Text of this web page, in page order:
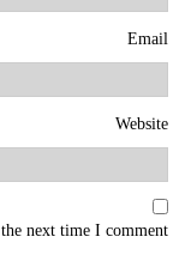
Email
Website
next time I comment.